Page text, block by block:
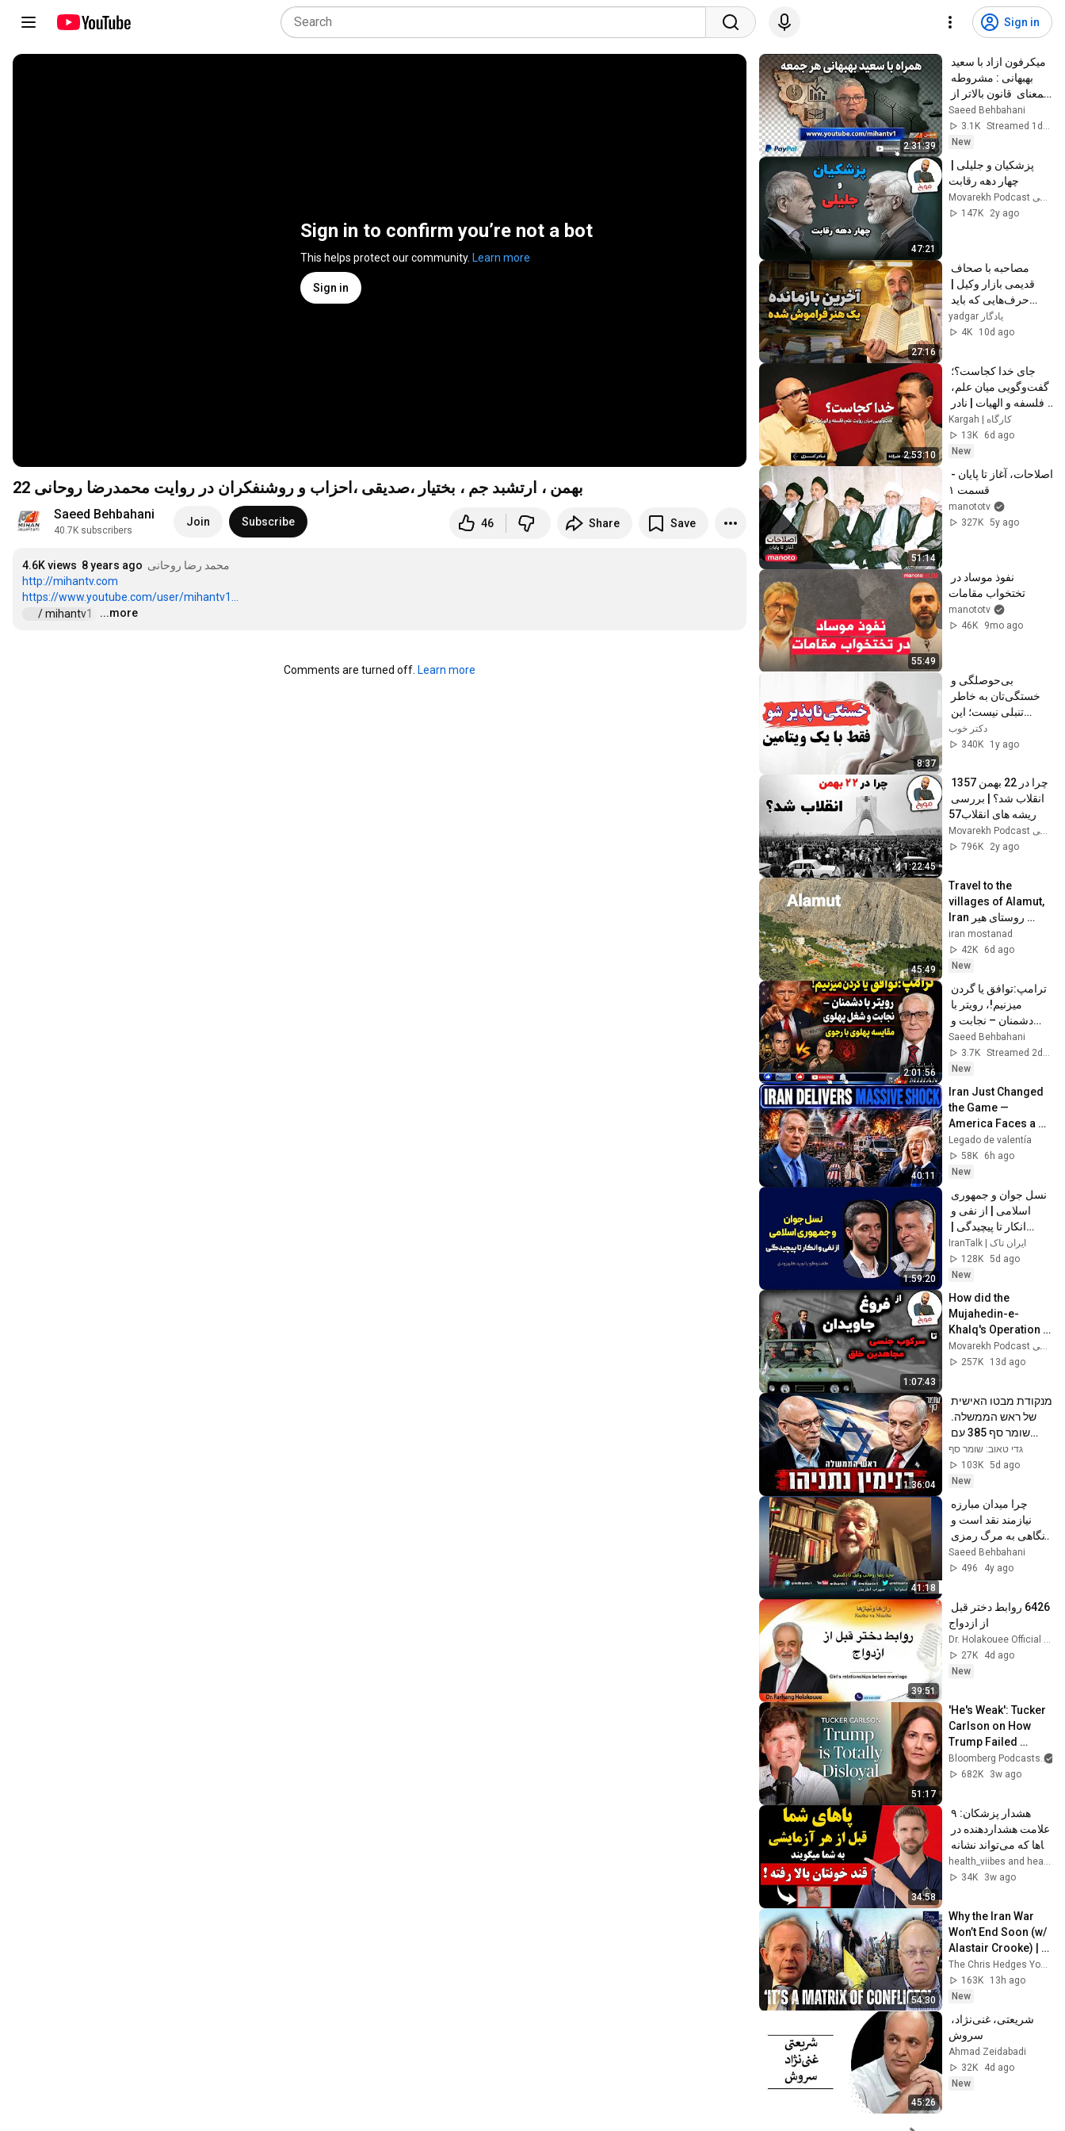
Sign in
Sign in to confirm you’re not a bot
This helps protect our community. Learn more
Sign in
22 بهمن ، ارتشبد جم ، بختیار ،صدیقی ،احزاب و روشنفکران در روایت محمدرضا روحانی
Saeed Behbahani
40.7K subscribers
Join Subscribe 46 Share Save
4.6K views 8 years ago محمد رضا روحانی
http://mihantv.com
https://www.youtube.com/user/mihantv1...
/ mihantv1
…
...more
Comments are turned off. Learn more
2:31:39
همه ورسیدن جامعه به
وضعیت اشفته امروز
Saeed Behbahani
3.1K
Streamed 1d ago
New
47:21
چهار دهه رقابت
Movarekh Podcast احمدهاشمی
147K
2y ago
27:16
بشنوی yadgar یادگار
4K
10d ago
2:53:10
کنزی/ روح‌الله علیزاده
Kargah | کارگاه
13K
6d ago
New
51:14
قسمت ۱
manototv
327K 5y ago
55:49
تختخواب مقامات
manototv
46K
9mo ago
8:37
ویتامین در بدن شما
تمام شده!
دکتر خوب
340K
1y ago
1:22:45
ریشه های انقلاب57
Movarekh Podcast احمدهاشمی
796K
2y ago
45:49
Travel to the
villages of Alamut,
Iran روستای هیر
الموت
iran mostanad
42K
6d ago
New
2:01:56
شغل پهلوی، مقایسه
پهلوی - رجوی
باسیامک نادری
Saeed Behbahani
3.7K
Streamed 2d ago
New
40:11
Iran Just Changed
the Game —
America Faces a
Strategic Shock |
Col Macgregor
Legado de valentía
58K
6h ago
New
1:59:20
گفت‌وگو با نوید
کلهرودی
IranTalk | ایران تاک
128K 5d ago
New
1:07:43
How did the
Mujahedin-e-
Khalq's Operation
Eternal Light fail in
Operation Mersad?
Movarekh Podcast احمدهاشمی
257K
13d ago
1:36:04
מנקודת מבטו האישית
בנימין נתניהו
גדי טאוב: שומר סף
103K 5d ago
New
41:18
کلارک با روایت و نگاه
محمد رضا روحانی
Saeed Behbahani
496
4y ago
39:51
از ازدواج
Dr. Holakouee Official Channel #Holakouee
27K
4d ago
New
51:17
'He's Weak': Tucker
Carlson on How
Trump Failed
America | The
Mishal Husain
Bloomberg Podcasts
682K
3w ago
34:58
هشدار پزشکان: ۹
دیابت باشد (هرگز
نادیده نگیرید!)
health_viibes and health_viibes_fan
34K
3w ago
54:30
Why the Iran War
Won’t End Soon (w/
Alastair Crooke) |
TCHR
163K
13h ago
New
45:26
سروش
Ahmad Zeidabadi
32K
4d ago
New